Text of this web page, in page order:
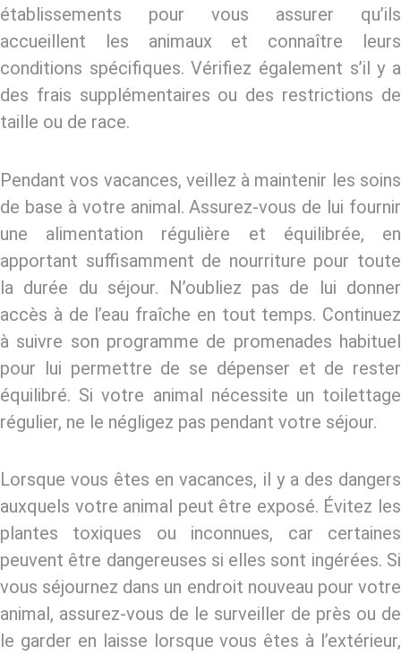
établissements pour vous assurer qu’ils
accueillent les animaux et connaître leurs
conditions spécifiques. Vérifiez également s’il y a
des frais supplémentaires ou des restrictions de
taille ou de race.
Pendant vos vacances, veillez à maintenir les soins
de base à votre animal. Assurez-vous de lui fournir
une alimentation régulière et équilibrée, en
apportant suffisamment de nourriture pour toute
la durée du séjour. N’oubliez pas de lui donner
accès à de l’eau fraîche en tout temps. Continuez
à suivre son programme de promenades habituel
pour lui permettre de se dépenser et de rester
équilibré. Si votre animal nécessite un toilettage
régulier, ne le négligez pas pendant votre séjour.
Lorsque vous êtes en vacances, il y a des dangers
auxquels votre animal peut être exposé. Évitez les
plantes toxiques ou inconnues, car certaines
peuvent être dangereuses si elles sont ingérées. Si
vous séjournez dans un endroit nouveau pour votre
animal, assurez-vous de le surveiller de près ou de
le garder en laisse lorsque vous êtes à l’extérieur,